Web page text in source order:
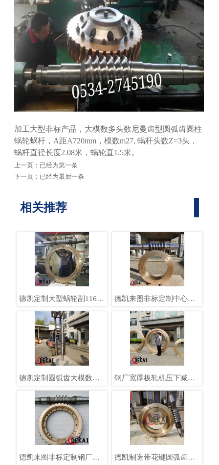
加工大型非标产品，大模数多头数尼曼齿型圆弧齿圆柱
蜗轮蜗杆，A距A720mm，模数m27, 蜗杆头数Z=3头，
蜗杆直径长度2.08米，蜗轮直1.5米。
上一页：已经为第一条
下一页：已经为最后一条
相关推荐
德凯定制大型蜗轮副1160
德凯来图非标定制中心距
德凯定制圆弧齿大模数大
钢厂宽厚板轧机压下减速
径超2米德凯制造
德凯来图非标定制钢厂用
德凯制造带花键圆弧齿蜗